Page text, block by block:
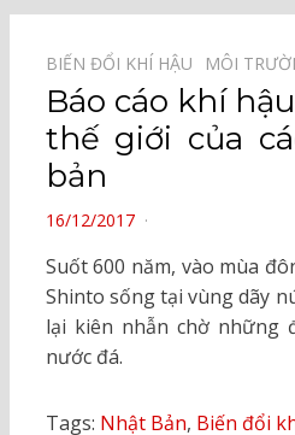
BIẾN ĐỔI KHÍ HẬU⠀ MÔI
Báo cáo khí
thế giới của
bản
POSTED
16/12/2017
Suốt 600 năm, vào mùa
Shinto sống tại vùng dãy
lại kiên nhẫn chờ những
nước đá.
Tags: Nhật Bản, Biến đổi